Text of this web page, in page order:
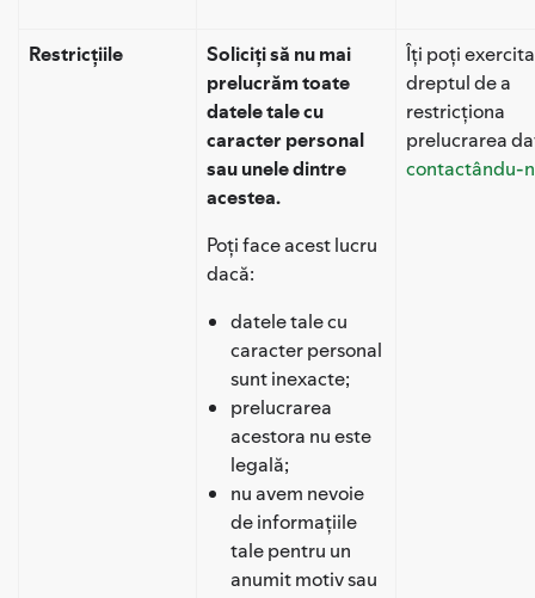
Restricțiile
Soliciți să nu mai
prelucrăm toate
datele tale cu
caracter personal
sau unele dintre
acestea.
Poți face acest lucru
dacă:
datele tale cu
caracter personal
sunt inexacte;
prelucrarea
acestora nu este
legală;
nu avem nevoie
de informațiile
tale pentru un
anumit motiv sau
Îți poți exercita
dreptul de a
restricționa
prelucrarea
contactându-